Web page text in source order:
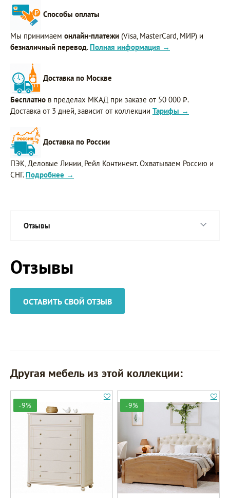
Способы оплаты
Мы принимаем онлайн-платежи (Visa, MasterCard, МИР) и
безналичный перевод. Полная информация →
Доставка по Москве
Бесплатно в пределах МКАД при заказе от 50 000 ₽.
Доставка от 3 дней, зависит от коллекции Тарифы →
Доставка по России
ПЭК, Деловые Линии, Рейл Континент. Охватываем Россию и
СНГ. Подробнее →
Отзывы
Отзывы
ОСТАВИТЬ СВОЙ ОТЗЫВ
Другая мебель из этой коллекции:
-9% -9%